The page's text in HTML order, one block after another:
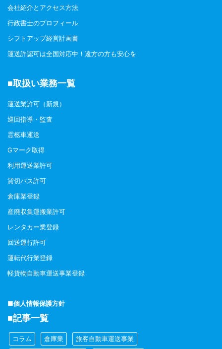
会社紹介とアクセス方法
行政書士のプロフィール
シフトアップ経営計画書
運送許認可は全国対応中！遠方の方も安心を
■取扱い業務一覧
運送業許可（新規）
巡回指導・監査
霊柩車運送
Gマーク取得
利用運送業許可
貸切バス許可
倉庫業登録
産廃収集運搬業許可
レンタカー業登録
回送運行許可
運転代行業登録
軽貨物自動車運送事業登録
■個人情報保護方針
■記事一覧
コラム 倉庫業 旅客自動車運送事業